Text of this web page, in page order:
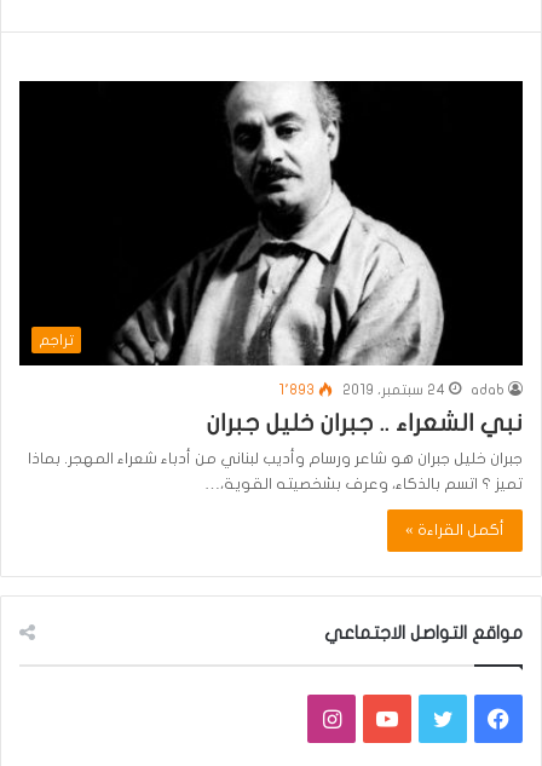
تراجم
adab 24 سبتمبر، 2019 1٬893
نبي الشعراء .. جبران خليل جبران
جبران خليل جبران هو شاعر ورسام وأديب لبناني من أدباء شعراء المهجر. بماذا
تميز ؟ اتسم بالذكاء، وعرف بشخصيته القوية،…
أكمل القراءة »
مواقع التواصل الاجتماعي
فيسبوكتويتر يوتيوبانستقرام